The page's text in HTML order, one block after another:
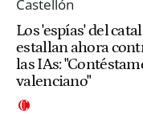
Los 'espías' del
estallan ahora
las IAs:
valenciano"